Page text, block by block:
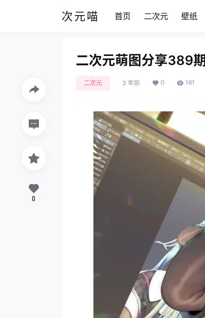
次元喵 首页 二次元 壁纸
二次元萌图分享389期
二次元 3 年前 0 161
0